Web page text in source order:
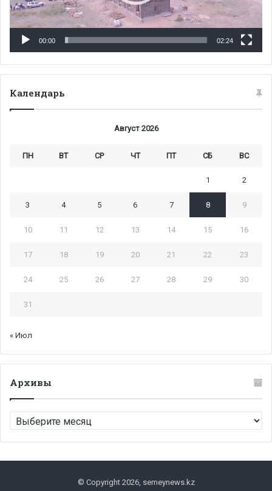
00:00 02:24
Календарь
Август 2026
ПН ВТ СР ЧТ ПТ СБ ВС
1 2
3 4 5 6 7 8 9
10 11 12 13 14 15 16
17 18 19 20 21 22 23
24 25 26 27 28 29 30
31
« Июл
Архивы
Архивы
© Copyright 2026, semeynews.kz